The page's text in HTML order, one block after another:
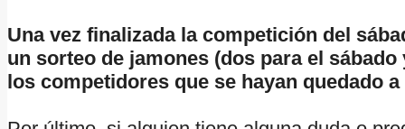
Una vez finalizada la competición del
un sorteo de jamones (dos para el
los competidores que se hayan quedado